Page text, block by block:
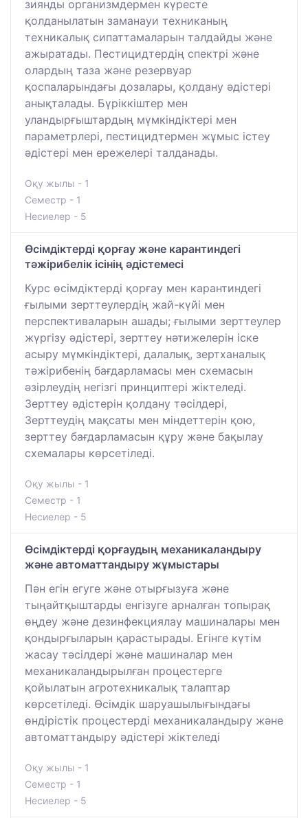
зиянды организмдермен күресте
қолданылатын заманауи техниканың
техникалық сипаттамаларын талдайды және
ажыратады. Пестицидтердің спектрі және
олардың таза және резервуар
қоспаларындағы дозалары, қолдану әдістері
анықталады. Бүріккіштер мен
уландырғыштардың мүмкіндіктері мен
параметрлері, пестицидтермен жұмыс істеу
әдістері мен ережелері талданады.
Оқу жылы - 1
Семестр - 1
Несиелер - 5
Өсімдіктерді қорғау және карантиндегі
тәжірибелік ісінің әдістемесі
Курс өсімдіктерді қорғау мен карантиндегі
ғылыми зерттеулердің жай-күйі мен
перспективаларын ашады; ғылыми зерттеулер
жүргізу әдістері, зерттеу нәтижелерін іске
асыру мүмкіндіктері, далалық, зертханалық
тәжірибенің бағдарламасы мен схемасын
әзірлеудің негізгі принциптері жіктеледі.
Зерттеу әдістерін қолдану тәсілдері,
Зерттеудің мақсаты мен міндеттерін қою,
зерттеу бағдарламасын құру және бақылау
схемалары көрсетіледі.
Оқу жылы - 1
Семестр - 1
Несиелер - 5
Өсімдіктерді қорғаудың механикаландыру
және автоматтандыру жұмыстары
Пән егін егуге және отырғызуға және
тыңайтқыштарды енгізуге арналған топырақ
өңдеу және дезинфекциялау машиналары мен
қондырғыларын қарастырады. Егінге күтім
жасау тәсілдері және машиналар мен
механикаландырылған процестерге
қойылатын агротехникалық талаптар
көрсетіледі. Өсімдік шаруашылығындағы
өндірістік процестерді механикаландыру және
автоматтандыру әдістері жіктеледі
Оқу жылы - 1
Семестр - 1
Несиелер - 5